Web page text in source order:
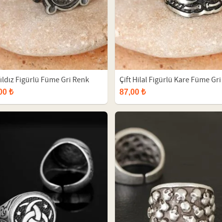
Figürlü Füme Gri Renk
Erkek Yüzük
₺
Çift Hilal Figürlü Kare Füme Gri
Renk Ayarlamalı Erkek Yüzük
87,00 ₺